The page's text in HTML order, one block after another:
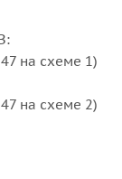
на схеме 1)
на схеме 2)